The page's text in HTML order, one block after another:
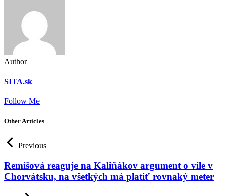
Author
SITA.sk
Follow Me
Other Articles
Previous
Remišová reaguje na Kaliňákov argument o vile v
Chorvátsku, na všetkých má platiť rovnaký meter